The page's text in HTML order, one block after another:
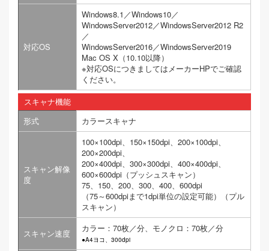
対応OS
Windows8.1／Windows10／
WindowsServer2012／WindowsServer2012 R2
／
WindowsServer2016／WindowsServer2019
Mac OS X（10.10以降）
※対応OSにつきましてはメーカーHPでご確認
ください。
スキャナ機能
形式
カラースキャナ
スキャン解像
度
100×100dpi、150×150dpi、200×100dpi、
200×200dpi、
200×400dpi、300×300dpi、400×400dpi、
600×600dpi（プッシュスキャン）
75、150、200、300、400、600dpi
（75～600dpiまで1dpi単位の設定可能）（プル
スキャン）
スキャン速度 カラー：70枚／分、モノクロ：70枚／分
●A4ヨコ、300dpi